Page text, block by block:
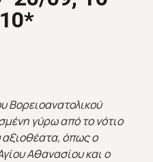
Βορειοανατολικού
γύρω από το νότιο
αξιοθέατα, όπως ο
Αθανασίου και ο